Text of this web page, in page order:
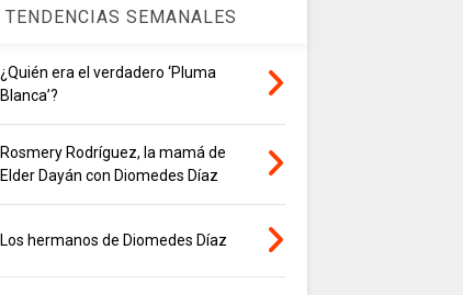
TENDENCIAS SEMANALES
¿Quién era el verdadero ‘Pluma
Blanca’?
Rosmery Rodríguez, la mamá de
Elder Dayán con Diomedes Díaz
Los hermanos de Diomedes Díaz